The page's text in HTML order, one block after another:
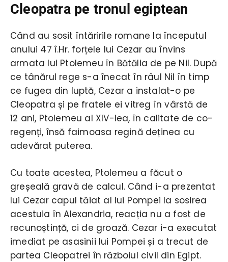
Cleopatra pe tronul egiptean
Când au sosit întăririle romane la începutul
anului 47 î.Hr. forțele lui Cezar au învins
armata lui Ptolemeu în Bătălia de pe Nil. După
ce tânărul rege s-a înecat în râul Nil în timp
ce fugea din luptă, Cezar a instalat-o pe
Cleopatra și pe fratele ei vitreg în vârstă de
12 ani, Ptolemeu al XIV-lea, în calitate de co-
regenți, însă faimoasa regină deținea cu
adevărat puterea.
Cu toate acestea, Ptolemeu a făcut o
greșeală gravă de calcul. Când i-a prezentat
lui Cezar capul tăiat al lui Pompei la sosirea
acestuia în Alexandria, reacția nu a fost de
recunoștință, ci de groază. Cezar i-a executat
imediat pe asasinii lui Pompei și a trecut de
partea Cleopatrei în războiul civil din Egipt.